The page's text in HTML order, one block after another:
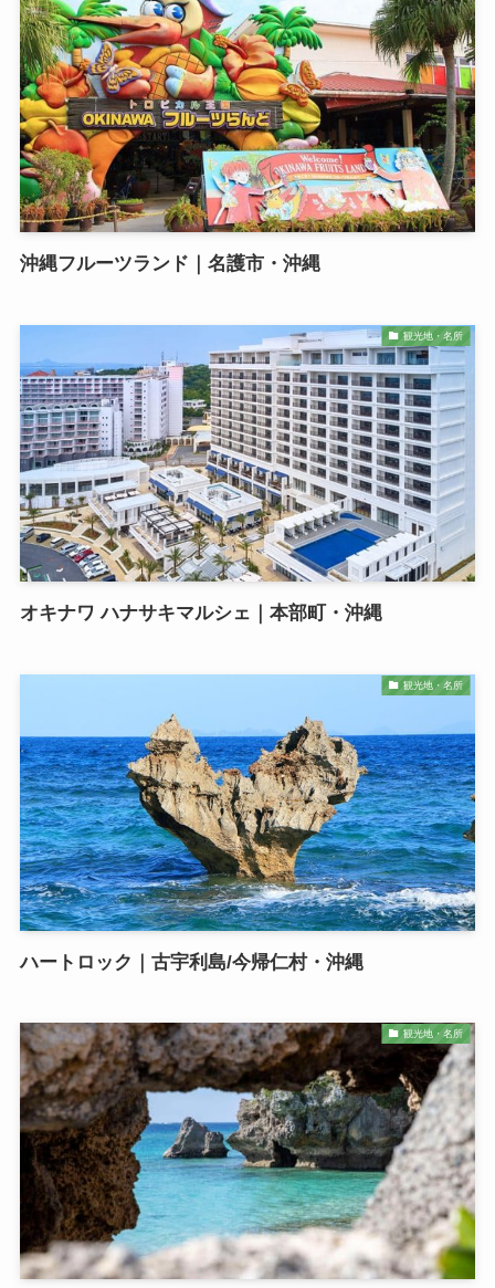
沖縄フルーツランド｜名護市・沖縄
観光地・名所
オキナワ ハナサキマルシェ｜本部町・沖縄
観光地・名所
ハートロック｜古宇利島/今帰仁村・沖縄
観光地・名所